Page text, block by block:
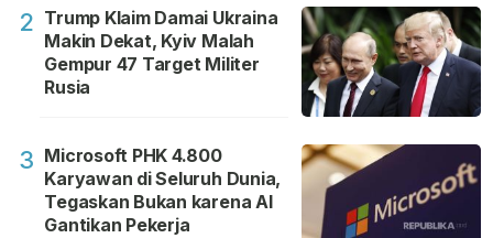
2 Trump Klaim Damai Ukraina
Makin Dekat, Kyiv Malah
Gempur 47 Target Militer
Rusia
3 Microsoft PHK 4.800
Karyawan di Seluruh Dunia,
Tegaskan Bukan karena AI
Gantikan Pekerja